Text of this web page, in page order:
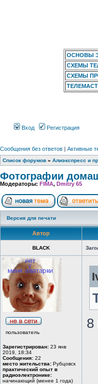
ОСНОВЫ
СХЕМЫ
СХЕМЫ
Вход Регистрация
Сообщения без ответов | Активные
Список форумов » Алиэкспресс и
Фотографии
Модераторы: FIMA, Dmitry 65
Версия для печати
Автор
BLACK
пользователь
Зарегистрирован: 23 янв
2019, 18:34
Сообщения: 22
место жительства: Рубцовск
практический опыт в
радиоэлектронике:
начинающий (менее 1 года)
8